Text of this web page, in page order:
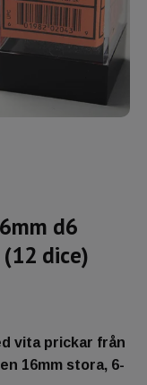
d6
dice)
vita prickar från
16mm stora, 6-